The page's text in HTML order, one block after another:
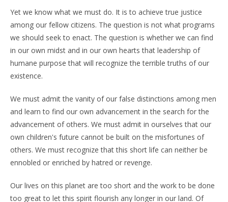
Yet we know what we must do. It is to achieve true justice
among our fellow citizens. The question is not what programs
we should seek to enact. The question is whether we can find
in our own midst and in our own hearts that leadership of
humane purpose that will recognize the terrible truths of our
existence.
We must admit the vanity of our false distinctions among men
and learn to find our own advancement in the search for the
advancement of others. We must admit in ourselves that our
own children's future cannot be built on the misfortunes of
others. We must recognize that this short life can neither be
ennobled or enriched by hatred or revenge.
Our lives on this planet are too short and the work to be done
too great to let this spirit flourish any longer in our land. Of